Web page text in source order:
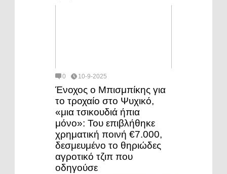
0 10-9-2025
Ένοχος ο Μπισμπίκης για
το τροχαίο στο Ψυχικό,
«μια τσικουδιά ήπια
μόνο»: Του επιβλήθηκε
χρηματική ποινή €7.000,
δεσμευμένο το θηριώδες
αγροτικό τζιπ που
οδηγούσε